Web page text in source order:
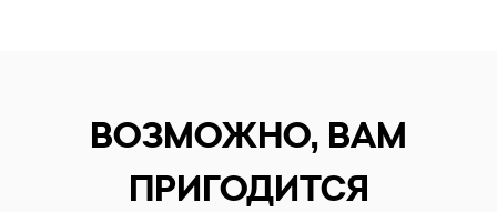
ВОЗМОЖНО, ВАМ
ПРИГОДИТСЯ